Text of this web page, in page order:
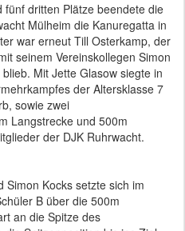
dritten Plätze beendete die
Mülheim die Kanuregatta in
war erneut Till Osterkamp, der
seinem Vereinskollegen Simon
Mit Jette Glasow siegte in
der Altersklasse 7
sowie zwei
Langstrecke und 500m
der DJK Ruhrwacht.
Simon Kocks setzte sich im
B über die 500m
an die Spitze des